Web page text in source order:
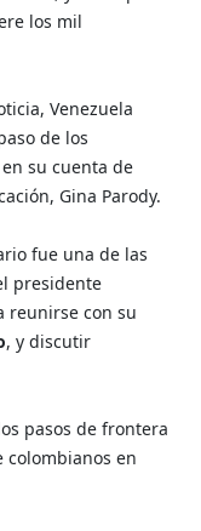
los mil
Venezuela
de los
su cuenta de
Gina Parody.
fue una de las
presidente
reunirse con su
, y discutir
pasos de frontera
colombianos en